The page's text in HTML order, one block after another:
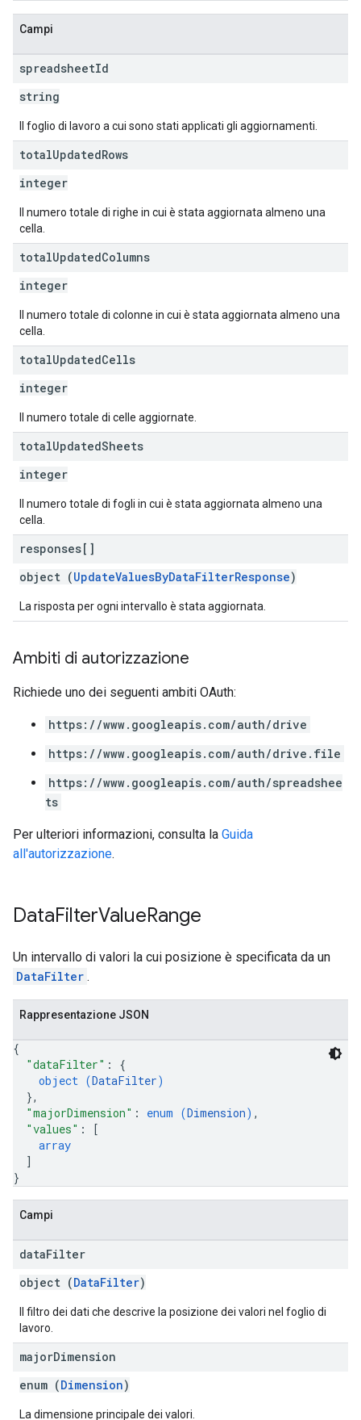
Campi
spreadsheetId
string
Il foglio di lavoro a cui sono stati applicati gli aggiornamenti.
totalUpdatedRows
integer
Il numero totale di righe in cui è stata aggiornata almeno una
cella.
totalUpdatedColumns
integer
Il numero totale di colonne in cui è stata aggiornata almeno una
cella.
totalUpdatedCells
integer
Il numero totale di celle aggiornate.
totalUpdatedSheets
integer
Il numero totale di fogli in cui è stata aggiornata almeno una
cella.
responses[]
object (UpdateValuesByDataFilterResponse)
La risposta per ogni intervallo è stata aggiornata.
Ambiti di autorizzazione
Richiede uno dei seguenti ambiti OAuth:
https://www.googleapis.com/auth/drive
https://www.googleapis.com/auth/drive.file
https://www.googleapis.com/auth/spreadshee
ts
Per ulteriori informazioni, consulta la Guida
all'autorizzazione.
DataFilterValueRange
Un intervallo di valori la cui posizione è specificata da un
DataFilter .
Rappresentazione JSON
{
"dataFilter" : {
object (DataFilter)
},
"majorDimension" : enum (Dimension) ,
"values" :
[
array
]
}
Campi
dataFilter
object (DataFilter)
Il filtro dei dati che descrive la posizione dei valori nel foglio di
lavoro.
majorDimension
enum (Dimension)
La dimensione principale dei valori.